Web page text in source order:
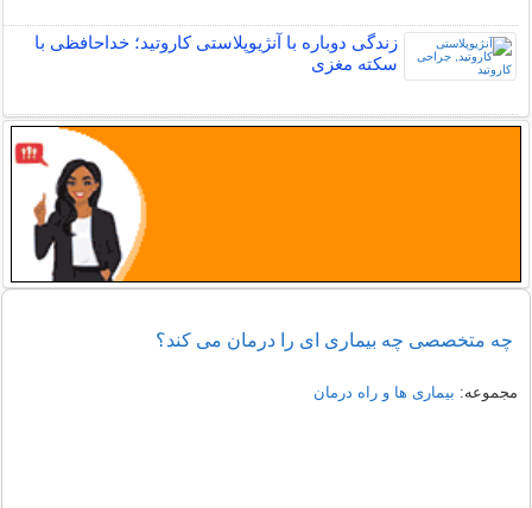
زندگی دوباره با آنژیوپلاستی کاروتید؛ خداحافظی با
سکته مغزی
چه متخصصی چه بیماری ای را درمان می کند؟
مجموعه: بیماری ها و راه درمان